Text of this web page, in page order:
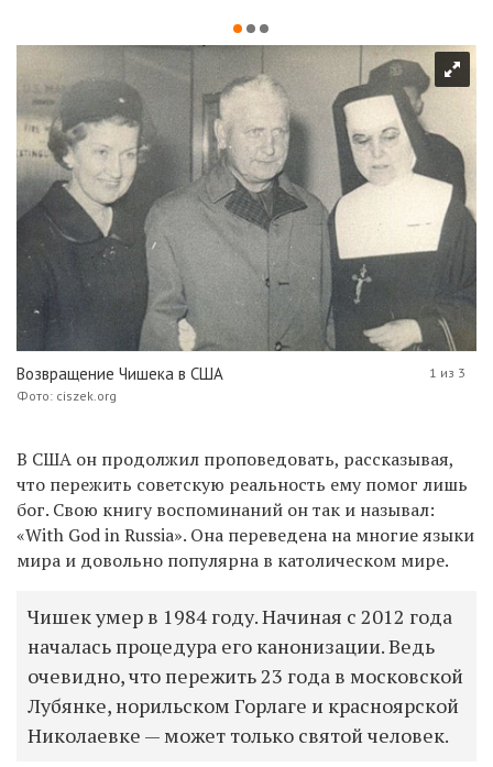
Возвращение Чишека в США
Фото: ciszek.org
1 из 3
В США он продолжил проповедовать, рассказывая,
что пережить советскую реальность ему помог лишь
бог. Свою книгу воспоминаний он так и называл:
«With God in Russia». Она переведена на многие языки
мира и довольно популярна в католическом мире.
Чишек умер в 1984 году. Начиная с 2012 года
началась процедура его канонизации. Ведь
очевидно, что пережить 23 года в московской
Лубянке, норильском Горлаге и красноярской
Николаевке — может только святой человек.